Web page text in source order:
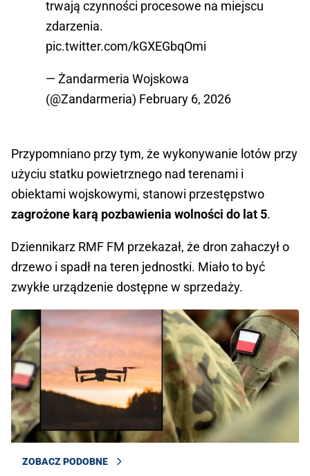
trwają czynności procesowe na miejscu
zdarzenia.
pic.twitter.com/kGXEGbqOmi
— Żandarmeria Wojskowa
(@Zandarmeria) February 6, 2026
Przypomniano przy tym, że wykonywanie lotów przy
użyciu statku powietrznego nad terenami i
obiektami wojskowymi, stanowi przestępstwo
zagrożone karą pozbawienia wolności do lat 5.
Dziennikarz RMF FM przekazał, że dron zahaczył o
drzewo i spadł na teren jednostki. Miało to być
zwykłe urządzenie dostępne w sprzedaży.
ZOBACZ PODOBNE